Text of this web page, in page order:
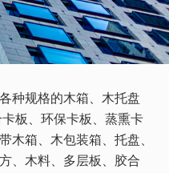
种规格的木箱、木托盘
卡板、环保卡板、蒸熏卡
木箱、木包装箱、托盘、
、木料、多层板、胶合